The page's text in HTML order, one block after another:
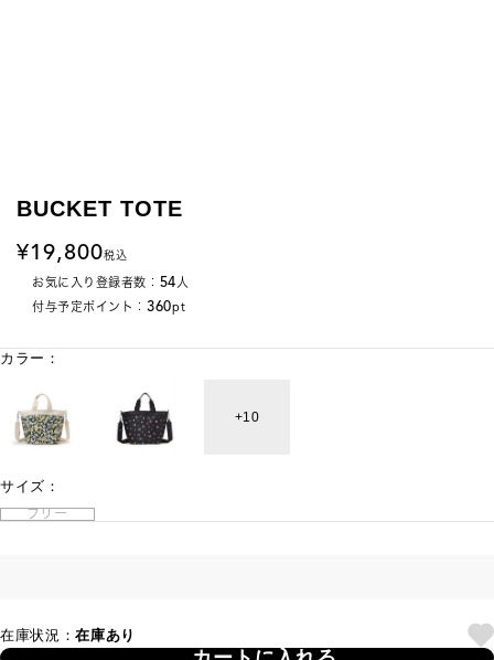
BUCKET TOTE
19,800税込
お気に入り登録者数： 54人
付与予定ポイント： 360pt
カラー：
10
サイズ：
フリー
在庫状況：在庫あり